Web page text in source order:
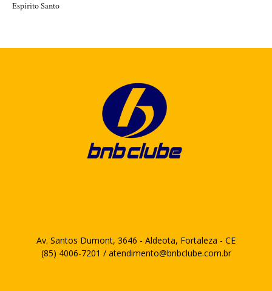
Espírito Santo
Av. Santos Dumont, 3646 - Aldeota, Fortaleza - CE
(85) 4006-7201 / atendimento@bnbclube.com.br